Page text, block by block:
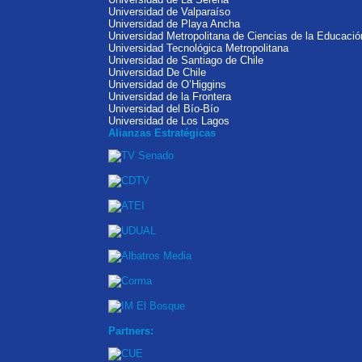
Universidad de Valparaíso
Universidad de Playa Ancha
Universidad Metropolitana de Ciencias de la
Universidad Tecnológica Metropolitana
Universidad de Santiago de Chile
Universidad De Chile
Universidad de O’Higgins
Universidad de la Frontera
Universidad del Bío-Bío
Universidad de Los Lagos
Alianzas Estratégicas
Partners: